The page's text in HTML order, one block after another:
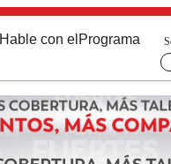
Hable con el Programa